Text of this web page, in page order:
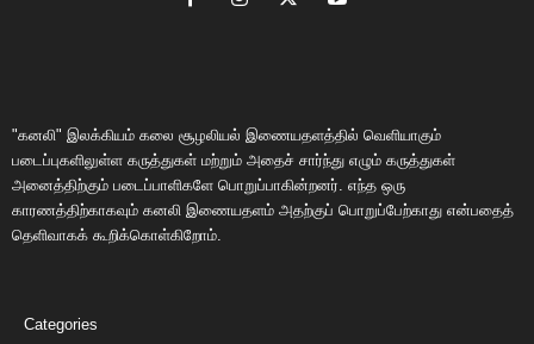
"கனலி" இலக்கியம் கலை சூழலியல் இணையதளத்தில் வெளியாகும்
படைப்புகளிலுள்ள கருத்துகள் மற்றும் அதைச் சார்ந்து எழும் கருத்துகள்
அனைத்திற்கும் படைப்பாளிகளே பொறுப்பாகின்றனர். எந்த ஒரு
காரணத்திற்காகவும் கனலி இணையதளம் அதற்குப் பொறுப்பேற்காது என்பதைத்
தெளிவாகக் கூறிக்கொள்கிறோம்.
Categories